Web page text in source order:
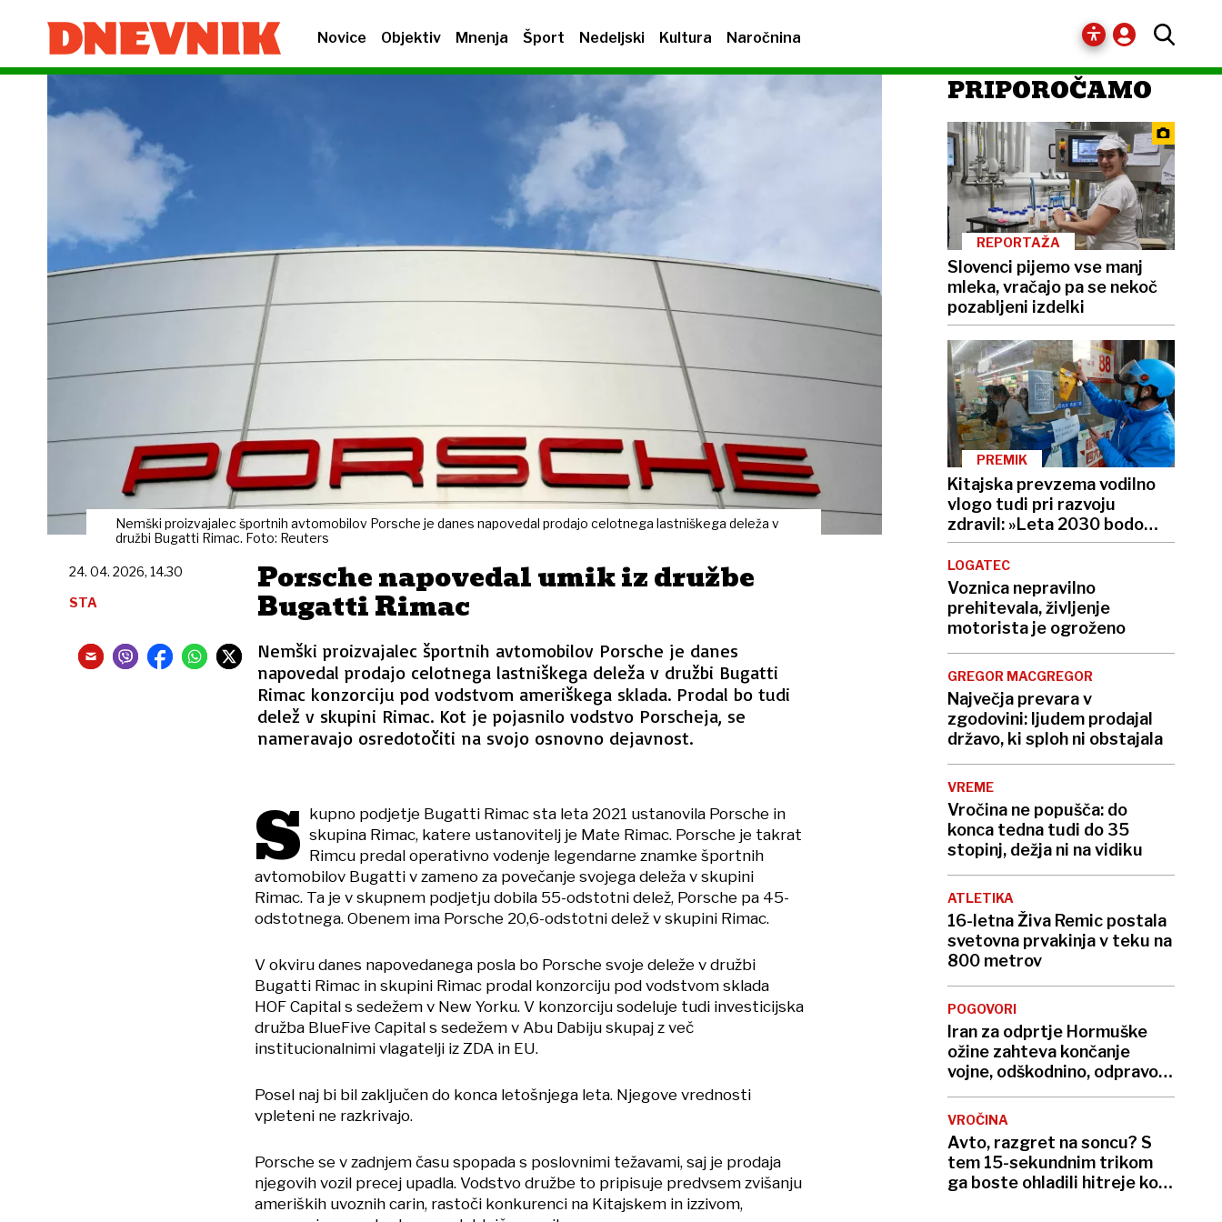
Novice Objektiv Mnenja Šport Nedeljski Kultura Naročnina
Nemški proizvajalec športnih avtomobilov Porsche je danes napovedal prodajo celotnega lastniškega deleža v
družbi Bugatti Rimac. Foto: Reuters
Porsche napovedal umik iz družbe
Bugatti Rimac
Nemški proizvajalec športnih avtomobilov Porsche je danes
napovedal prodajo celotnega lastniškega deleža v družbi Bugatti
Rimac konzorciju pod vodstvom ameriškega sklada. Prodal bo tudi
delež v skupini Rimac. Kot je pojasnilo vodstvo Porscheja, se
nameravajo osredotočiti na svojo osnovno dejavnost.
24. 04. 2026, 14.30
STA
S kupno podjetje Bugatti Rimac sta leta 2021 ustanovila Porsche in
skupina Rimac, katere ustanovitelj je Mate Rimac. Porsche je takrat
Rimcu predal operativno vodenje legendarne znamke športnih
avtomobilov Bugatti v zameno za povečanje svojega deleža v skupini
Rimac. Ta je v skupnem podjetju dobila 55-odstotni delež, Porsche pa 45-
odstotnega. Obenem ima Porsche 20,6-odstotni delež v skupini Rimac.
V okviru danes napovedanega posla bo Porsche svoje deleže v družbi
Bugatti Rimac in skupini Rimac prodal konzorciju pod vodstvom sklada
HOF Capital s sedežem v New Yorku. V konzorciju sodeluje tudi investicijska
družba BlueFive Capital s sedežem v Abu Dabiju skupaj z več
institucionalnimi vlagatelji iz ZDA in EU.
Posel naj bi bil zaključen do konca letošnjega leta. Njegove vrednosti
vpleteni ne razkrivajo.
Porsche se v zadnjem času spopada s poslovnimi težavami, saj je prodaja
njegovih vozil precej upadla. Vodstvo družbe to pripisuje predvsem zvišanju
ameriških uvoznih carin, rastoči konkurenci na Kitajskem in izzivom,
PRIPOROČAMO
REPORTAŽA
Slovenci pijemo vse manj
mleka, vračajo pa se nekoč
pozabljeni izdelki
PREMIK
Kitajska prevzema vodilno
vlogo tudi pri razvoju
zdravil: »Leta 2030 bodo
moji tekmeci Kitajci, ne
Merck«
LOGATEC
Voznica nepravilno
prehitevala, življenje
motorista je ogroženo
GREGOR MACGREGOR
Največja prevara v
zgodovini: ljudem prodajal
državo, ki sploh ni obstajala
VREME
Vročina ne popušča: do
konca tedna tudi do 35
stopinj, dežja ni na vidiku
ATLETIKA
16-letna Živa Remic postala
svetovna prvakinja v teku na
800 metrov
POGOVORI
Iran za odprtje Hormuške
ožine zahteva končanje
vojne, odškodnino, odpravo
sankcij …
VROČINA
Avto, razgret na soncu? S
tem 15-sekundnim trikom
ga boste ohladili hitreje kot